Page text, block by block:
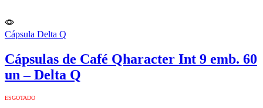
Cápsula Delta Q
Cápsulas de Café Qharacter Int 9 emb. 60
un – Delta Q
ESGOTADO